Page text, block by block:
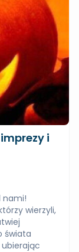
i
nami!
wierzyli,
świata